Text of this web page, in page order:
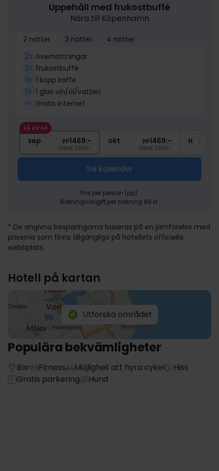
Uppehåll med frukostbuffé
Nära till Köpenhamn
2 nätter 3 nätter 4 nätter
2x övernattningar
2x frukostbuffé
1x 1 kopp kaffe
1x 1 glas vin/öl/vatten
∞ Gratis internet
FÅ KVAR
sep pp1469:-
Totalt 2938:-
okt pp1469:-
Totalt 2938:-
nov
Se kalender
Pris per person (pp).
Bokningsavgift per bokning 89 kr.
* De angivna besparingarna baseras på en jämförelse med
priserna som finns tillgängliga på hotellets officiella
webbplats.
Hotell på kartan
Utforska området
Populära bekvämligheter
Bar Fitness Möjlighet att hyra cykel
Hiss
Gratis parkering
Hund